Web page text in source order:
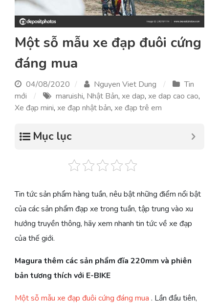
Một sỗ mẫu xe đạp đuôi cứng
đáng mua
04/08/2020 Nguyen Viet Dung
Tin
mới
maruishi, Nhật Bản, xe dap, xe dap cao cao,
Xe đạp mini, xe đạp nhật bản, xe đạp trê em
Mục lục
Tin tức sản phẩm hàng tuần, nêu bật những điểm nổi bật
của các sản phẩm đạp xe trong tuần, tập trung vào xu
hướng truyền thông, hãy xem nhanh tin tức về xe đạp
của thế giới.
Magura thêm các sản phẩm đĩa 220mm và phiên
bản tương thích với E-BIKE
Một sỗ mẫu xe đạp đuôi cứng đáng mua . Lần đầu tiên,